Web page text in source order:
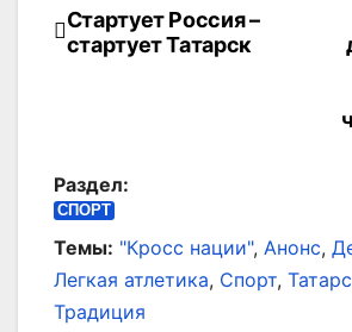
Навигация
Стартует Россия –
стартует Татарск
Раздел:
СПОРТ
Темы: "Кросс нации", Анонс,
Легкая атлетика, Спорт,
Традиция